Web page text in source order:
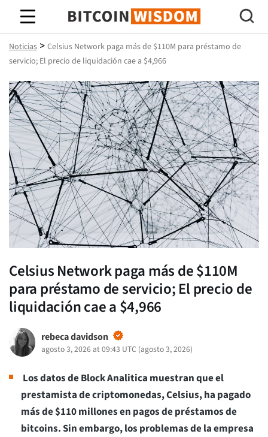
Sabiduría de Bitcoin
Noticias > Celsius Network paga más de $110M para préstamo de
servicio; El precio de liquidación cae a $4,966
Celsius Network paga más de $110M
para préstamo de servicio; El precio de
liquidación cae a $4,966
rebeca davidson
agosto 3, 2026 at 09:43 UTC (agosto 3, 2026)
Los datos de Block Analitica muestran que el
prestamista de criptomonedas, Celsius, ha pagado
más de $110 millones en pagos de préstamos de
bitcoins. Sin embargo, los problemas de la empresa